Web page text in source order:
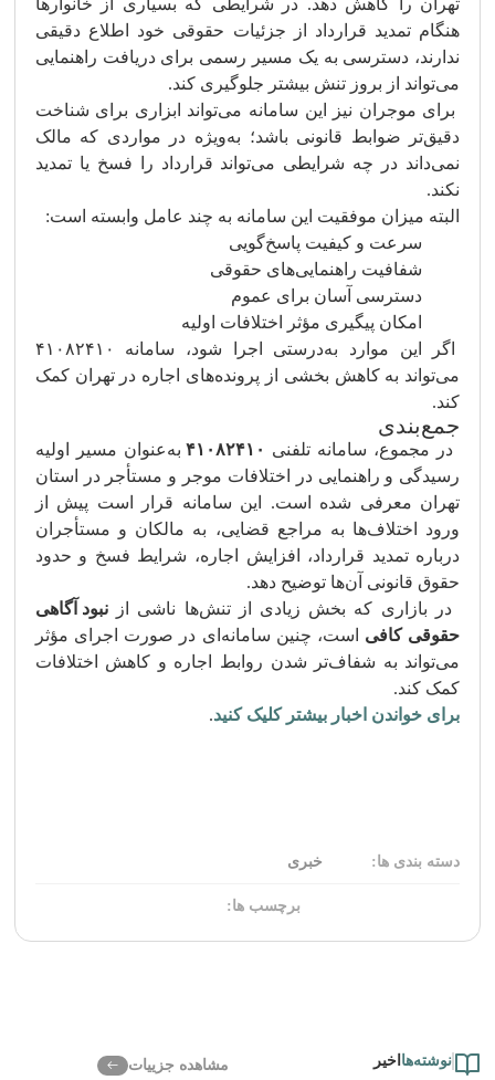
تهران را کاهش دهد. در شرایطی که بسیاری از خانوارها
هنگام تمدید قرارداد از جزئیات حقوقی خود اطلاع دقیقی
ندارند، دسترسی به یک مسیر رسمی برای دریافت راهنمایی
می‌تواند از بروز تنش بیشتر جلوگیری کند.
برای موجران نیز این سامانه می‌تواند ابزاری برای شناخت
دقیق‌تر ضوابط قانونی باشد؛ به‌ویژه در مواردی که مالک
نمی‌داند در چه شرایطی می‌تواند قرارداد را فسخ یا تمدید
نکند.
البته میزان موفقیت این سامانه به چند عامل وابسته است:
سرعت و کیفیت پاسخ‌گویی
شفافیت راهنمایی‌های حقوقی
دسترسی آسان برای عموم
امکان پیگیری مؤثر اختلافات اولیه
اگر این موارد به‌درستی اجرا شود، سامانه ۴۱۰۸۲۴۱۰
می‌تواند به کاهش بخشی از پرونده‌های اجاره در تهران کمک
کند.
جمع‌بندی
در مجموع، سامانه تلفنی ۴۱۰۸۲۴۱۰ به‌عنوان مسیر اولیه
رسیدگی و راهنمایی در اختلافات موجر و مستأجر در استان
تهران معرفی شده است. این سامانه قرار است پیش از
ورود اختلاف‌ها به مراجع قضایی، به مالکان و مستأجران
درباره تمدید قرارداد، افزایش اجاره، شرایط فسخ و حدود
حقوق قانونی آن‌ها توضیح دهد.
در بازاری که بخش زیادی از تنش‌ها ناشی ازنبود آگاهی
حقوقی کافی است، چنین سامانه‌ای در صورت اجرای مؤثر
می‌تواند به شفاف‌تر شدن روابط اجاره و کاهش اختلافات
کمک کند.
برای خواندن اخبار بیشتر کلیک کنید.
دسته بندی ها: خبری
برچسب ها:
نوشته‌ها اخیر مشاهده جزییات